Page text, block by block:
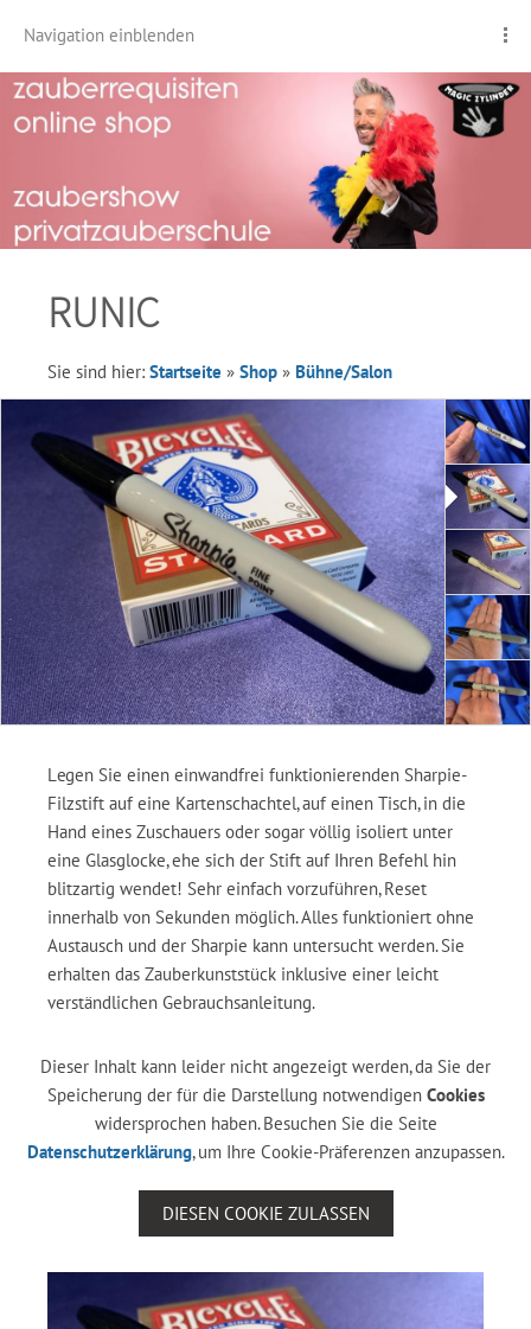
Navigation einblenden
RUNIC
Sie sind hier: Startseite » Shop » Bühne/Salon
Legen Sie einen einwandfrei funktionierenden Sharpie-
Filzstift auf eine Kartenschachtel, auf einen Tisch, in die
Hand eines Zuschauers oder sogar völlig isoliert unter
eine Glasglocke, ehe sich der Stift auf Ihren Befehl hin
blitzartig wendet! Sehr einfach vorzuführen, Reset
innerhalb von Sekunden möglich. Alles funktioniert ohne
Austausch und der Sharpie kann untersucht werden. Sie
erhalten das Zauberkunststück inklusive einer leicht
verständlichen Gebrauchsanleitung.
Dieser Inhalt kann leider nicht angezeigt werden, da Sie der
Speicherung der für die Darstellung notwendigen Cookies
widersprochen haben. Besuchen Sie die Seite
Datenschutzerklärung, um Ihre Cookie-Präferenzen anzupassen.
DIESEN COOKIE ZULASSEN